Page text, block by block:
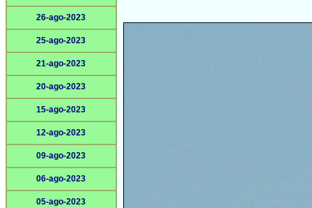
26-ago-2023
25-ago-2023
21-ago-2023
20-ago-2023
15-ago-2023
12-ago-2023
09-ago-2023
06-ago-2023
05-ago-2023